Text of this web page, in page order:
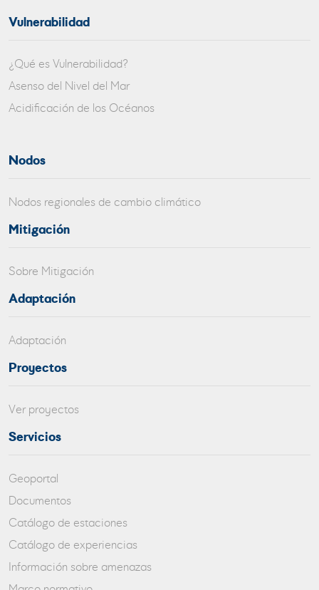
Vulnerabilidad
¿Qué es Vulnerabilidad?
Asenso del Nivel del Mar
Acidificación de los Océanos
Nodos
Nodos regionales de cambio climático
Mitigación
Sobre Mitigación
Adaptación
Adaptación
Proyectos
Ver proyectos
Servicios
Geoportal
Documentos
Catálogo de estaciones
Catálogo de experiencias
Información sobre amenazas